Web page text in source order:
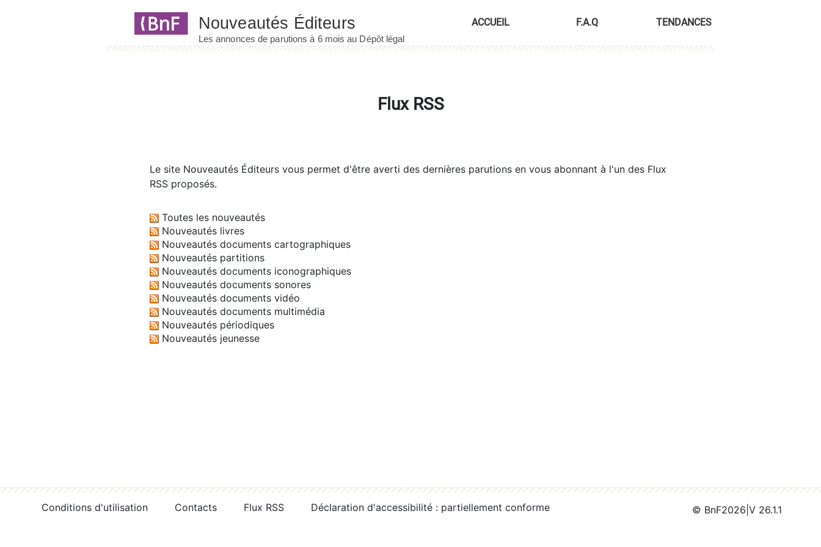
ACCUEIL F.A.Q TENDANCES
Flux RSS
Le site Nouveautés Éditeurs vous permet d'être averti des dernières parutions en vous abonnant à l'un des Flux
RSS proposés.
Toutes les nouveautés
Nouveautés livres
Nouveautés documents cartographiques
Nouveautés partitions
Nouveautés documents iconographiques
Nouveautés documents sonores
Nouveautés documents vidéo
Nouveautés documents multimédia
Nouveautés périodiques
Nouveautés jeunesse
Conditions d'utilisation Contacts Flux RSS Déclaration d'accessibilité : partiellement conforme © BnF2026 V 26.1.1